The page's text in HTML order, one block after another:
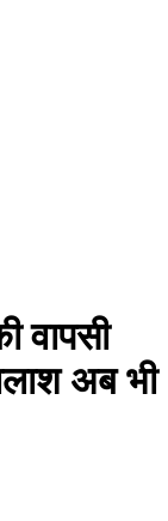
वापसी
अब भी